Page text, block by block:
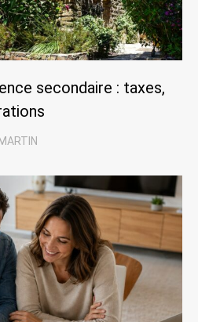
secondaire : taxes,